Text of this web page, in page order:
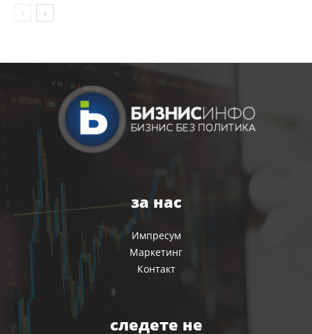
за нас
Импресум
Маркетинг
Контакт
следете не